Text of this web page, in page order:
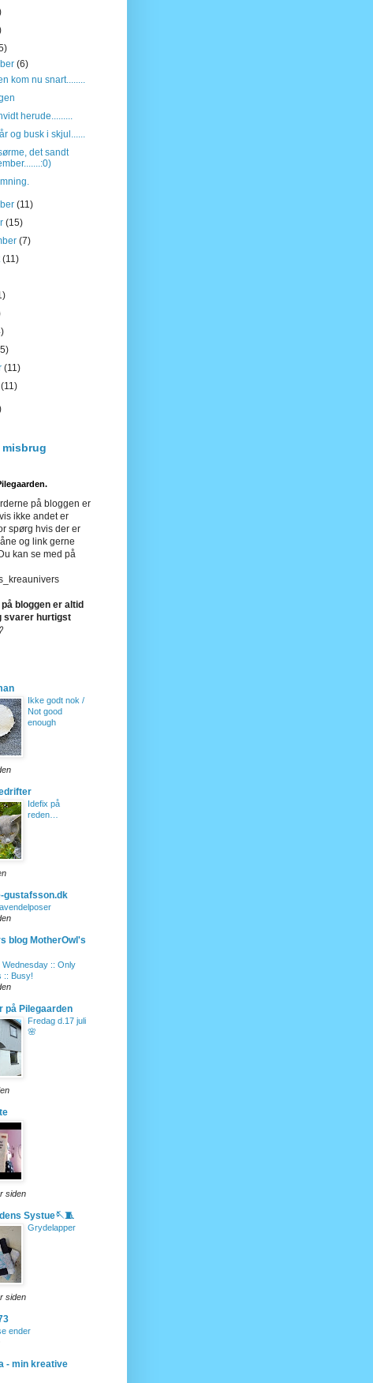
(6)
kom nu snart........
herude.........
og busk i skjul......
det sandt
(11)
(15)
(7)
(11)
(11)
(11)
misbrug
på bloggen er
ikke andet er
spørg hvis der er
og link gerne
kan se med på
bloggen er altid
svarer hurtigst
Ikke godt nok /
Not good
enough
Idefix på
reden…
gustafsson.dk
blog MotherOwl's
Wednesday :: Only
:: Busy!
på Pilegaarden
Fredag d.17 juli
🌸
siden
Systue🪡🧵
Grydelapper
siden
ender
- min kreative